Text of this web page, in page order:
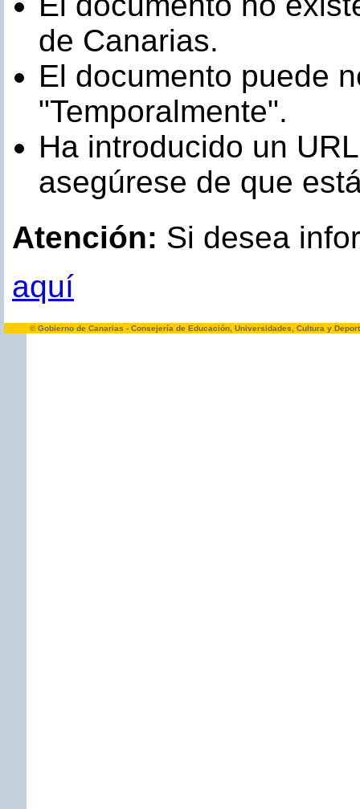
de Canarias.
El documento puede
"Temporalmente".
Ha introducido un
asegúrese de que
Atención: Si desea
aquí
© Gobierno de Canarias - Consejería de Educación, Universidades, Cultura y